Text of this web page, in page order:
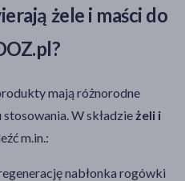
żele i maści do
mają różnorodne
W składzieżeli i
m.in.:
nabłonka rogówki